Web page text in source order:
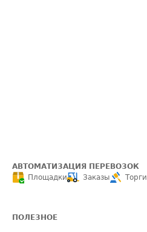
АВТОМАТИЗАЦИЯ ПЕРЕВОЗОК
Площадки
Заказы Торги
ПОЛЕЗНОЕ